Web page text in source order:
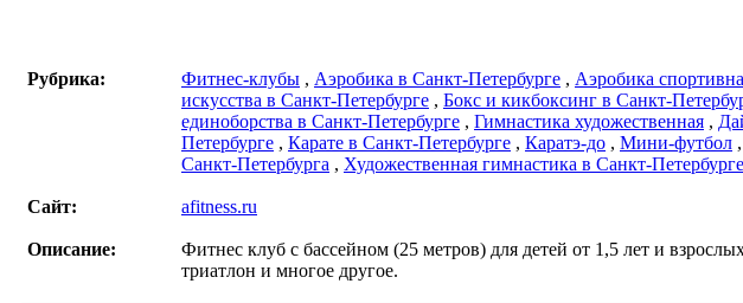
Рубрика:
Фитнес-клубы , Аэробика в Санкт-Петербурге , Аэробика
искусства в Санкт-Петербурге , Бокс и кикбоксинг в Санкт-
единоборства в Санкт-Петербурге , Гимнастика художественная ,
Петербурге , Карате в Санкт-Петербурге , Каратэ-до , Мини-футбол ,
Санкт-Петербурга , Художественная гимнастика в Санкт-Петербурге
Сайт: afitness.ru
Описание:
Фитнес клуб с бассейном (25 метров) для детей от 1,5 лет и
триатлон и многое другое.